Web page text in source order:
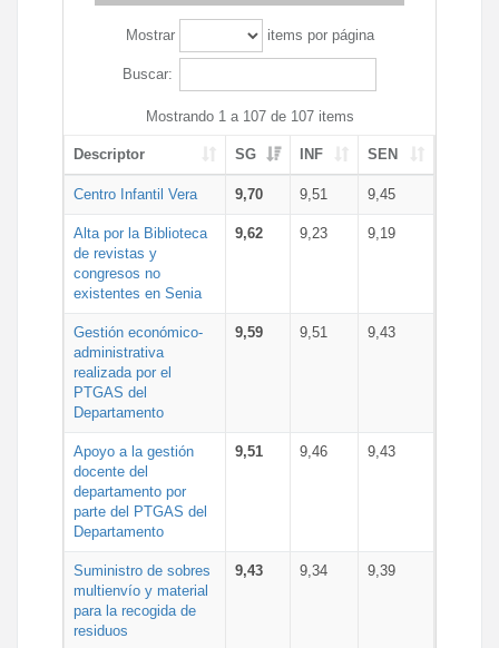
Mostrar items por página
Buscar:
Mostrando 1 a 107 de 107 items
Descriptor SG INF SEN
Centro Infantil Vera 9,70 9,51 9,45
Alta por la Biblioteca
de revistas y
congresos no
existentes en Senia
9,62 9,23 9,19
Gestión económico-
administrativa
realizada por el
PTGAS del
Departamento
9,59 9,51 9,43
Apoyo a la gestión
docente del
departamento por
parte del PTGAS del
Departamento
9,51 9,46 9,43
Suministro de sobres
multienvío y material
para la recogida de
residuos
9,43 9,34 9,39